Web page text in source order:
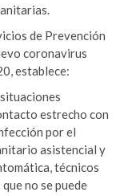
de Prevención
coronavirus
establece:
estrecho con
por el
asistencial y
técnicos
no se puede